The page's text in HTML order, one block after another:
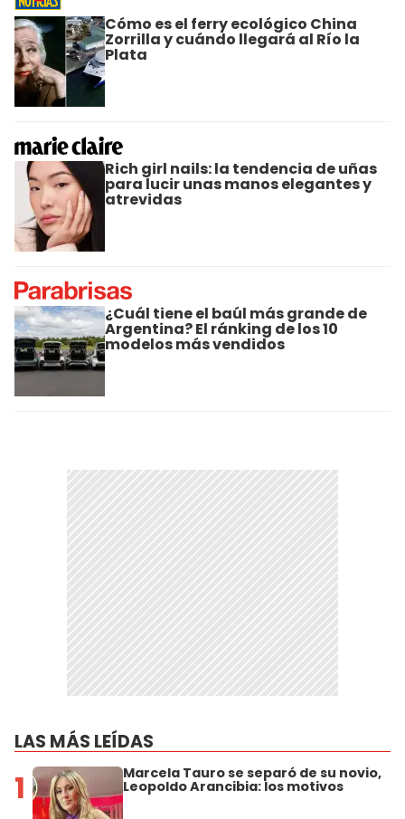
Cómo es el ferry ecológico China
Zorrilla y cuándo llegará al Río la
Plata
Rich girl nails: la tendencia de uñas
para lucir unas manos elegantes y
atrevidas
¿Cuál tiene el baúl más grande de
Argentina? El ránking de los 10
modelos más vendidos
LAS MÁS LEÍDAS
1 Marcela Tauro se separó de su novio,
Leopoldo Arancibia: los motivos